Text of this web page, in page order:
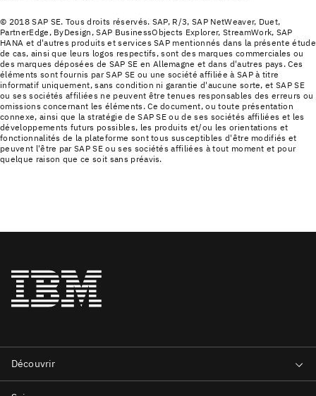
© 2018 SAP SE. Tous droits réservés. SAP, R/3, SAP NetWeaver, Duet,
PartnerEdge, ByDesign, SAP BusinessObjects Explorer, StreamWork, SAP
HANA et d'autres produits et services SAP mentionnés dans la présente étude
de cas, ainsi que leurs logos respectifs, sont des marques commerciales ou
des marques déposées de SAP SE en Allemagne et dans d'autres pays. Ces
éléments sont fournis par SAP SE ou une société affiliée à SAP à titre
informatif uniquement, sans condition ni garantie d'aucune sorte, et SAP SE
ou ses sociétés affiliées ne peuvent être tenues responsables des erreurs ou
omissions concernant les éléments. Ce document, ou toute présentation
connexe, ainsi que la stratégie de SAP SE ou de ses sociétés affiliées et les
développements futurs possibles, les produits et/ou les orientations et
fonctionnalités de la plateforme sont tous susceptibles d'être modifiés et
peuvent l'être par SAP SE ou ses sociétés affiliées à tout moment et pour
quelque raison que ce soit sans préavis.